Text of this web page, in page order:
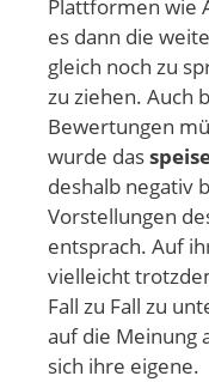
Plattformen wie
es dann die
gleich noch zu
zu ziehen. Auch
Bewertungen
wurde das
deshalb negativ
Vorstellungen
entsprach. Auf
vielleicht
Fall zu Fall zu
auf die Meinung
sich ihre eigene.